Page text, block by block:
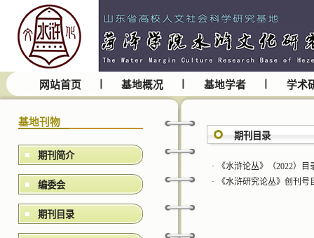
网站首页 基地概况 基地学者 学术
基地刊物
期刊简介
编委会
期刊目录
期刊目录
·
《水浒论丛》（2022）目
·
《水浒研究论丛》创刊号